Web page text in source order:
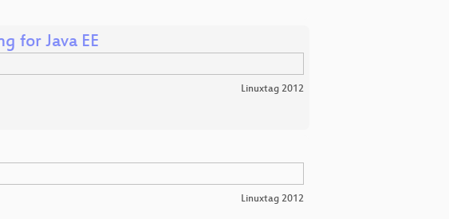
for Java EE
Linuxtag 2012
Linuxtag 2012